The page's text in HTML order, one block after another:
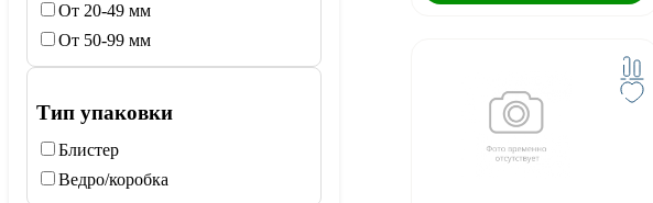
От 20-49 мм
От 50-99 мм
Тип упаковки
Блистер
Ведро/коробка